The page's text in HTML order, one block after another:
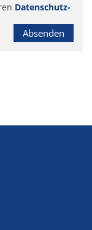
Datenschutz-
Absenden